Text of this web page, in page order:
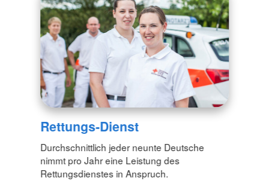
Rettungs-Dienst
Durchschnittlich jeder neunte Deutsche
nimmt pro Jahr eine Leistung des
Rettungsdienstes in Anspruch.